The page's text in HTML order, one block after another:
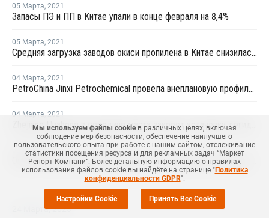
05 Марта, 2021
Запасы ПЭ и ПП в Китае упали в конце февраля на 8,4%
05 Марта, 2021
Средняя загрузка заводов окиси пропилена в Китае снизилась в конце февраля на 2,3%
04 Марта, 2021
PetroChina Jinxi Petrochemical провела внеплановую профилактику на заводе ПП в Ляонине
04 Марта, 2021
03 Марта,2021
24 Марта,2023
Мы используем файлы cookie в различных целях, включая
соблюдение мер безопасности, обеспечение наилучшего
пользовательского опыта при работе с нашим сайтом, отслеживание
статистики посещения ресурса и для рекламных задач “Маркет
Репорт Компани”. Более детальную информацию о правилах
использования файлов cookie вы найдёте на странице "Политика
конфиденциальности GDPR".
Настройки Cookie Принять Все Cookie